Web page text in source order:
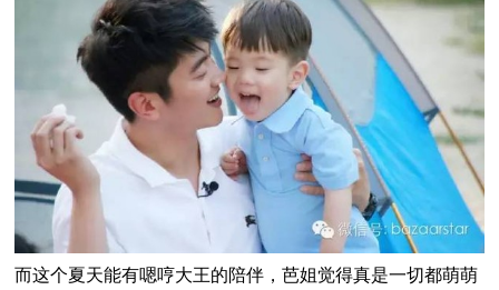
而这个夏天能有嗯哼大王的陪伴，芭姐觉得真是一切都萌萌